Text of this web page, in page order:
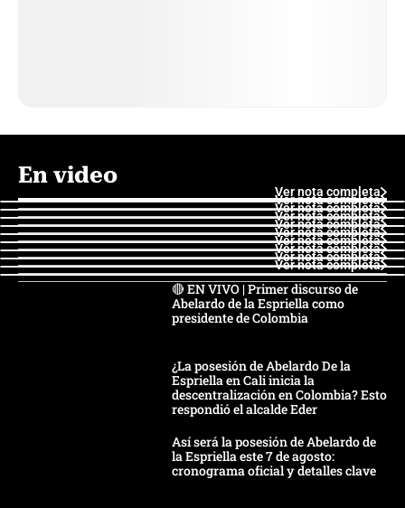
En video
Ver nota completa
Ver nota completa
Ver nota completa
Ver nota completa
Ver nota completa
Ver nota completa
Ver nota completa
Ver nota completa
Ver nota completa
Ver nota completa
🔴 EN VIVO | Primer discurso de
Abelardo de la Espriella como
presidente de Colombia
¿La posesión de Abelardo De la
Espriella en Cali inicia la
descentralización en Colombia? Esto
respondió el alcalde Eder
Así será la posesión de Abelardo de
la Espriella este 7 de agosto:
cronograma oficial y detalles clave